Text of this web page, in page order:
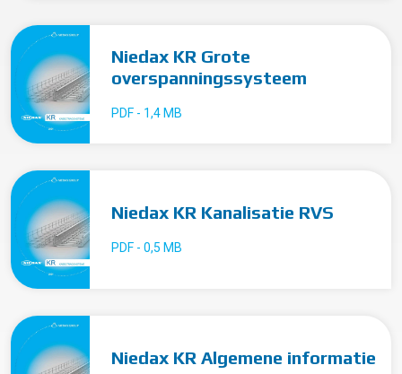
Niedax KR Grote
overspanningssysteem
PDF - 1,4 MB
Niedax KR Kanalisatie RVS
PDF - 0,5 MB
Niedax KR Algemene informatie